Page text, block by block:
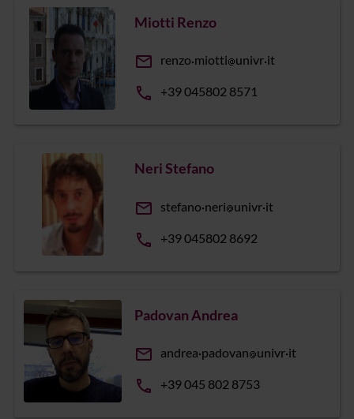
Miotti Renzo
email renzo miotti univr it
phone +39 045802 8571
Neri Stefano
email stefano neri univr it
phone +39 045802 8692
Padovan Andrea
email andrea padovan univr it
phone +39 045 802 8753